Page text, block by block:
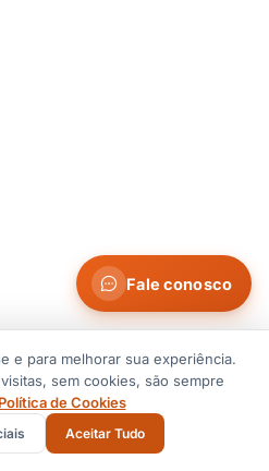
Fale conosco
e para melhorar sua experiência.
sem cookies, são sempre
Política de Cookies
Aceitar Tudo